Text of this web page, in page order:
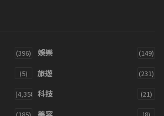
(396) 娛樂 (149)
(5) 旅遊 (231)
(4,358) 科技 (21)